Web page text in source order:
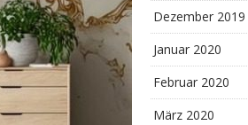
Dezember 2019
Januar 2020
Februar 2020
März 2020